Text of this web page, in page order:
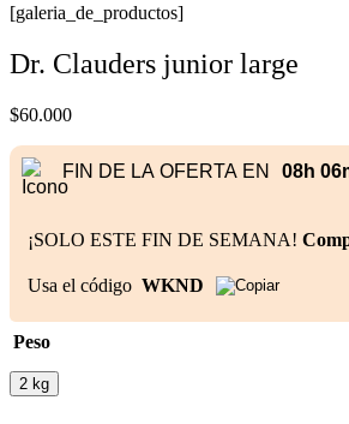
[galeria_de_productos]
Dr. Clauders junior large
$60.000
FIN DE LA OFERTA EN 08h
¡SOLO ESTE FIN DE SEMANA!
Usa el código WKND
Peso
2 kg